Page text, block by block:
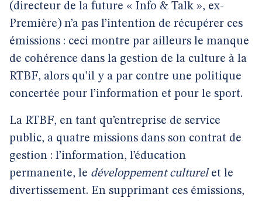
(directeur de la future « Info & Talk », ex-
Première) n’a pas l’intention de récupérer ces
émissions : ceci montre par ailleurs le manque
de cohérence dans la gestion de la culture à la
RTBF, alors qu’il y a par contre une politique
concertée pour l’information et pour le sport.
La RTBF, en tant qu’entreprise de service
public, a quatre missions dans son contrat de
gestion : l’information, l’éducation
permanente, le développement culturelet le
divertissement. En supprimant ces émissions,